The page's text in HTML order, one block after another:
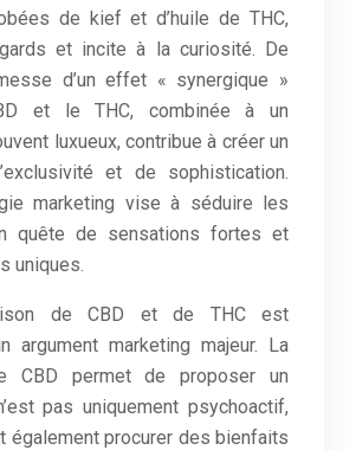
de kief et d’huile de THC,
et incite à la curiosité. De
d’un effet « synergique »
et le THC, combinée à un
luxueux, contribue à créer un
et de sophistication.
marketing vise à séduire les
quête de sensations fortes et
uniques.
de CBD et de THC est
argument marketing majeur. La
CBD permet de proposer un
pas uniquement psychoactif,
également procurer des bienfaits